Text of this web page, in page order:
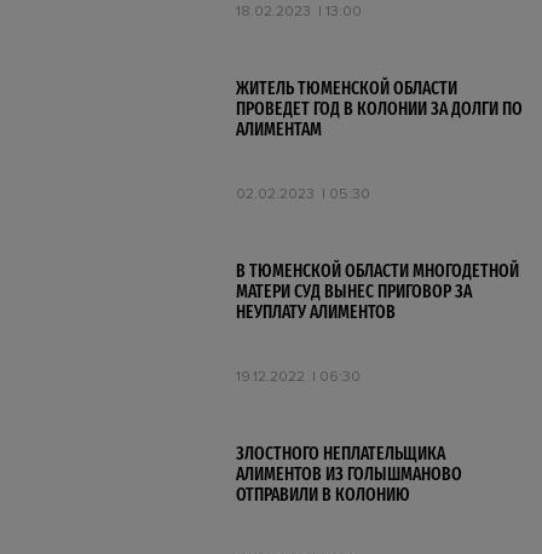
18.02.2023 13:00
ЖИТЕЛЬ ТЮМЕНСКОЙ ОБЛАСТИ
ПРОВЕДЕТ ГОД В КОЛОНИИ ЗА ДОЛГИ ПО
АЛИМЕНТАМ
02.02.2023 05:30
В ТЮМЕНСКОЙ ОБЛАСТИ МНОГОДЕТНОЙ
МАТЕРИ СУД ВЫНЕС ПРИГОВОР ЗА
НЕУПЛАТУ АЛИМЕНТОВ
19.12.2022 06:30
ЗЛОСТНОГО НЕПЛАТЕЛЬЩИКА
АЛИМЕНТОВ ИЗ ГОЛЫШМАНОВО
ОТПРАВИЛИ В КОЛОНИЮ